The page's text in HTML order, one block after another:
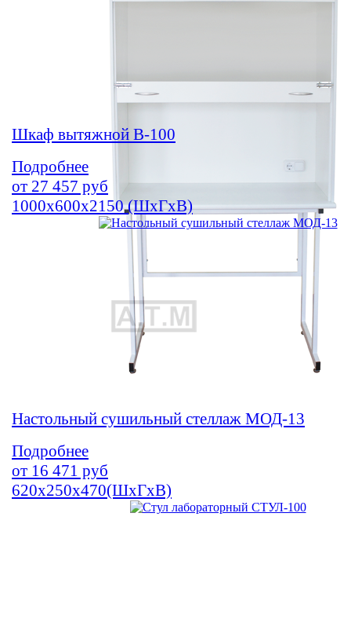
Шкаф вытяжной В-100
Подробнее
от 27 457 руб
1000х600х2150 (ШхГхВ)
Настольный сушильный стеллаж МОД-13
Подробнее
от 16 471 руб
620х250х470(ШхГхВ)